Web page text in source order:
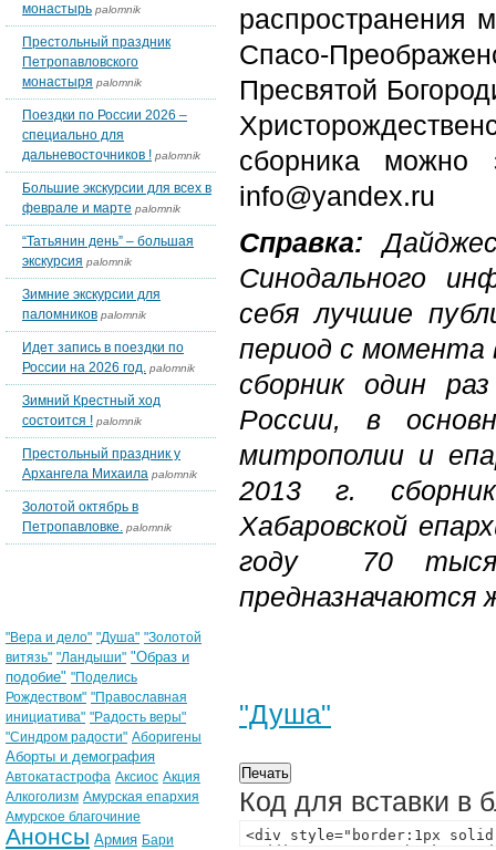
распространения
Спасо-
Пресвятой
сборника можно
info@yandex.ru
Справка:
Синодального
себя лучшие
период с момента
сборник один
России, в
митрополии и
2013 г.
Хабаровской
году 70
предназначаются
"Душа"
Код для вставки в
монастырь palomnik
Престольный праздник
Петропавловского
монастыря palomnik
Поездки по России 2026 –
специально для
дальневосточников ! palomnik
Большие экскурсии для всех в
феврале и марте palomnik
“Татьянин день” – большая
экскурсия palomnik
Зимние экскурсии для
паломников palomnik
Идет запись в поездки по
России на 2026 год. palomnik
Зимний Крестный ход
состоится ! palomnik
Престольный праздник у
Архангела Михаила palomnik
Золотой октябрь в
Петропавловке. palomnik
"Вера и дело" "Душа" "Золотой
витязь" "Ландыши" "Образ и
подобие" "Поделись
Рождеством" "Православная
инициатива" "Радость веры"
"Синдром радости" Аборигены
Аборты и демография
Автокатастрофа Аксиос Акция
Алкоголизм Амурская епархия
Амурское благочиние
Анонсы Армия Бари